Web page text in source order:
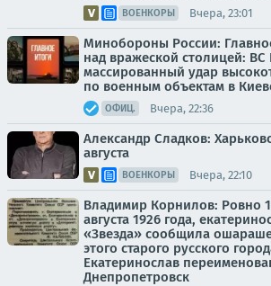
ВОЕНКОРЫ Вчера, 23:01
Минобороны России:
над вражеской столицей:
массированный удар
по военным объектам в
ОФИЦ. Вчера, 22:36
Александр Сладков:
августа
ВОЕНКОРЫ Вчера, 22:10
Владимир Корнилов: Ровно
августа 1926 года,
«Звезда» сообщила
этого старого русского
Екатеринослав
Днепропетровск